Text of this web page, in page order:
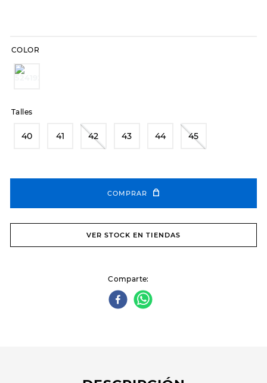
COLOR
Talles
40 41 42 43 44 45
COMPRAR
VER STOCK EN TIENDAS
Comparte